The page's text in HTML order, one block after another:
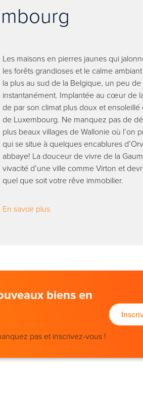
Les maisons en pierres jaunes qui
les forêts grandioses et le calme
la plus au sud de la Belgique, un peu
instantanément. Implantée au cœur de
de par son climat plus doux et
de Luxembourg. Ne manquez pas de
plus beaux villages de Wallonie où l’on
qui se situe à quelques encablures
abbaye! La douceur de vivre de la
vivacité d’une ville comme Virton et
quel que soit votre rêve immobilier.
En savoir plus
biens en
pas et inscrivez-vous !